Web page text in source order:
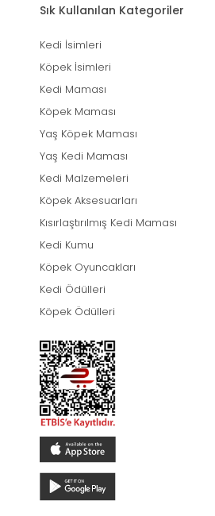
Sık Kullanılan Kategoriler
Kedi İsimleri
Köpek İsimleri
Kedi Maması
Köpek Maması
Yaş Köpek Maması
Yaş Kedi Maması
Kedi Malzemeleri
Köpek Aksesuarları
Kısırlaştırılmış Kedi Maması
Kedi Kumu
Köpek Oyuncakları
Kedi Ödülleri
Köpek Ödülleri